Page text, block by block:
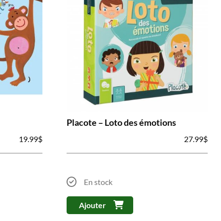
19.99$
Placote – Loto des émotions
27.99$
En stock
Ajouter